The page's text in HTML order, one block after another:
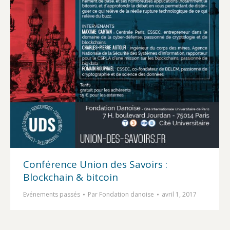
Conférence Union des Savoirs :
Blockchain & bitcoin
Evénements passés Par Fondation danoise avril 1, 2017